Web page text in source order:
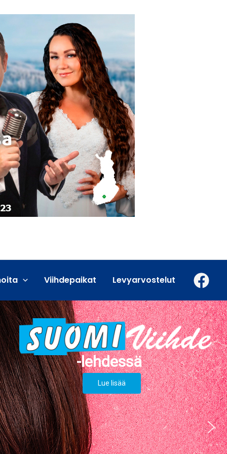
Viihdepaikat Levyarvostelut
Lue lisää